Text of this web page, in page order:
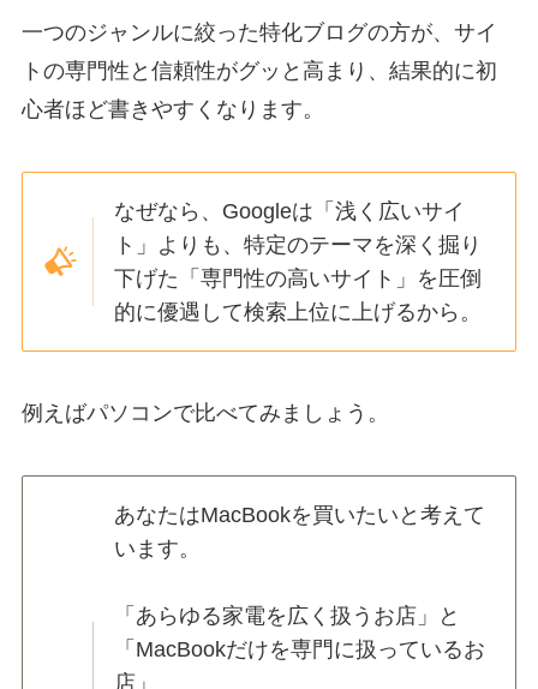
一つのジャンルに絞った特化ブログの方が、サイ
トの専門性と信頼性がグッと高まり、結果的に初
心者ほど書きやすくなります。
なぜなら、Googleは「浅く広いサイ
ト」よりも、特定のテーマを深く掘り
下げた「専門性の高いサイト」を圧倒
的に優遇して検索上位に上げるから。
例えばパソコンで比べてみましょう。
あなたはMacBookを買いたいと考えて
います。
「あらゆる家電を広く扱うお店」と
「MacBookだけを専門に扱っているお
店」